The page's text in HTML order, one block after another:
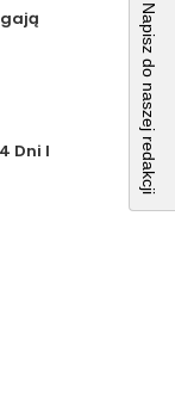
Dni I
Napisz do naszej redakcji